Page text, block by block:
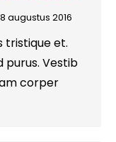
augustus 2016
tristique et.
purus. Vestib
corper